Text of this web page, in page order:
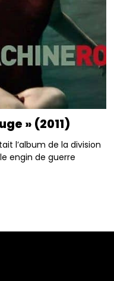
» (2011)
l’album de la division
engin de guerre